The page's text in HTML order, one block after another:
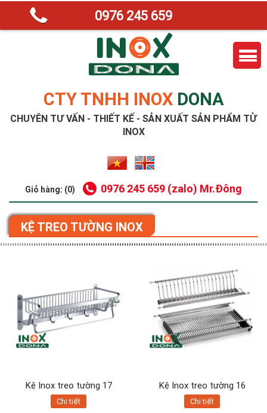
CTY TNHH INOX DONA
CHUYÊN TƯ VẤN - THIẾT KẾ - SẢN XUẤT SẢN PHẨM TỪ
INOX
Giỏ hàng: (0) 0976 245 659 (zalo) Mr.Đông
0976 245 659
KỆ TREO TƯỜNG INOX
Kệ Inox treo tường 17
Chi tiết
Kệ Inox treo tường 16
Chi tiết